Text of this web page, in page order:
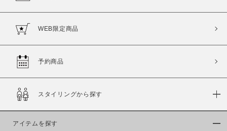
カラー
価格
～
WEB限定商品
予約商品
スタイリングから探す
アイテムを探す